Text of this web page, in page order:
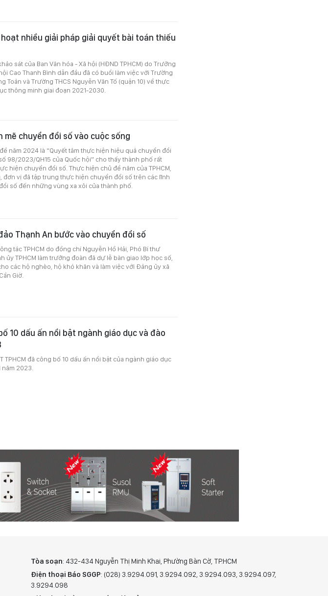
hoạt nhiều giải pháp giải quyết bài toán thiếu
sát của Ban Văn hóa - Xã hội (HĐND TPHCM) do Trưởng
Cao Thanh Bình dẫn đầu đã có buổi làm việc với Trường
Toản và Trường THCS Nguyễn Văn Tố (quận 10) về thực
thông minh giai đoạn 2021-2030.
mẽ chuyển đổi số vào cuộc sống
năm 2024 là “Quyết tâm thực hiện hiệu quả chuyển đổi
98/2023/QH15 của Quốc hội” cho thấy thành phố rất
hiện chuyển đổi số. Thực hiện chủ đề năm của TPHCM,
đơn vị đã tập trung thực hiện chuyển đổi số trên các lĩnh
số đến những vùng xa xôi của thành phố.
Thạnh An bước vào chuyển đổi số
tác TPHCM do đồng chí Nguyễn Hồ Hải, Phó Bí thư
ủy TPHCM làm trưởng đoàn đã dự lễ bàn giao lớp học số,
các hộ nghèo, hộ khó khăn và làm việc với Đảng ủy xã
Giờ.
10 dấu ấn nổi bật ngành giáo dục và đào
TPHCM đã công bố 10 dấu ấn nổi bật của ngành giáo dục
năm 2023.
Tòa soạn: 432-434 Nguyễn Thị Minh Khai, Phường Bàn Cờ, TP.HCM
Điện thoại Báo SGGP: (028) 3.9294.091, 3.9294.092, 3.9294.093, 3.9294.097,
3.9294.098